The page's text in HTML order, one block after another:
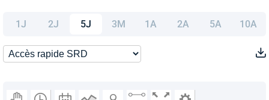
1J 2J 5J 3M 1A 2A 5A 10A